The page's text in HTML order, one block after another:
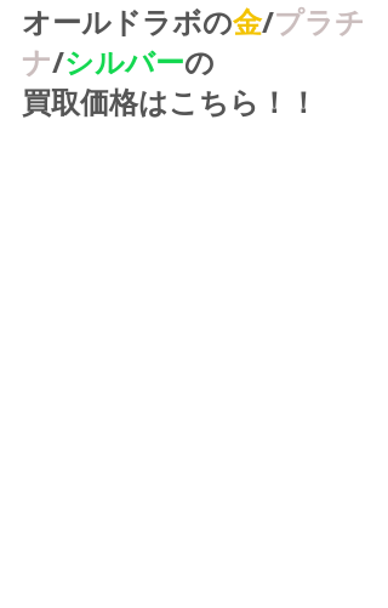
オールドラボの金/プラチ
ナ/シルバーの
買取価格はこちら！！